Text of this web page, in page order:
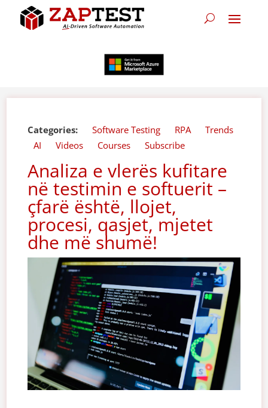
Categories: Software Testing RPA
Trends
AI
Videos Courses Subscribe
Analiza e vlerës kufitare
në testimin e softuerit –
çfarë është, llojet,
procesi, qasjet, mjetet
dhe më shumë!